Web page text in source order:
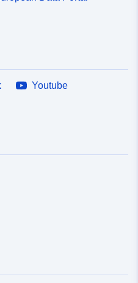
Youtube